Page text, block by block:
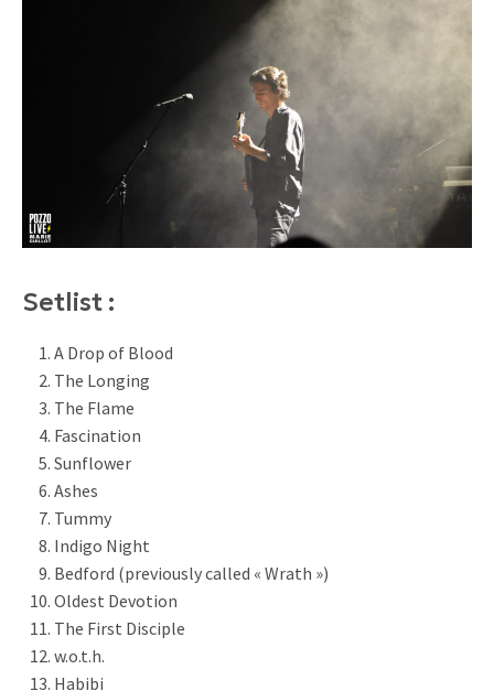
Setlist :
A Drop of Blood
The Longing
The Flame
Fascination
Sunflower
Ashes
Tummy
Indigo Night
Bedford (previously called « Wrath »)
Oldest Devotion
The First Disciple
w.o.t.h.
Habibi